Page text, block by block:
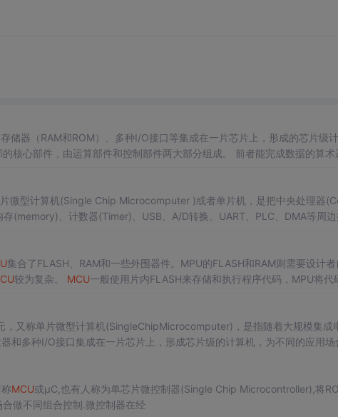
储器（RAM和ROM）、多种I/O接口等集成在一片芯片上，形成的芯片级计
核心部件，由运算部件和控制部件两大部分组成。 前者能完成数据的算术逻辑运
行的，ROM程序存储器即用来存放已编的程序(系统程序由制造厂...
微型计算机(Single Chip Microcomputer )或者单片机，是把中央处理器
(memory)、计数器(Timer)、USB、A/D转换、UART、PLC、DMA等周边
集合了FLASH、RAM和一些外围器件。MPU的FLASH和RAM则需要设计者
较为复杂。 MCU一般使用片内FLASH来存储和执行程序代码，MPU将代
的主频相对较高，外接的内存也一般是DDR3,DDR4这种
又称单片微型计算机(SingleChipMicrocomputer)，是指随着大规模集成
和多种I/O接口集成在一片芯片上，形成芯片级的计算机，为不同的应用场
称MCU或μC,也有人称为单芯片微控制器(Single Chip Microcontroller),将ROM、RA
做不同组合控制.微控制器在经